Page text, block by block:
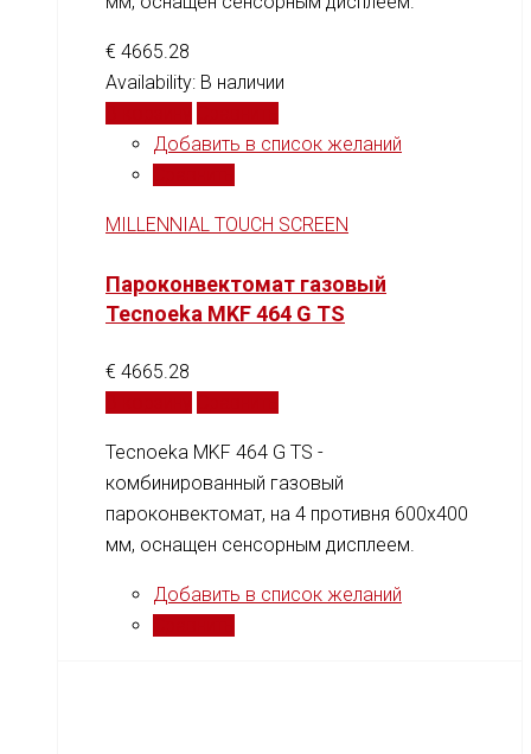
€ 4665.28
Availability: В наличии
Добавить в список желаний
MILLENNIAL TOUCH SCREEN
Пароконвектомат газовый
Tecnoeka MKF 464 G TS
€ 4665.28
Tecnoeka MKF 464 G TS -
комбинированный газовый
пароконвектомат, на 4 противня 600x400
мм, оснащен сенсорным дисплеем.
Добавить в список желаний